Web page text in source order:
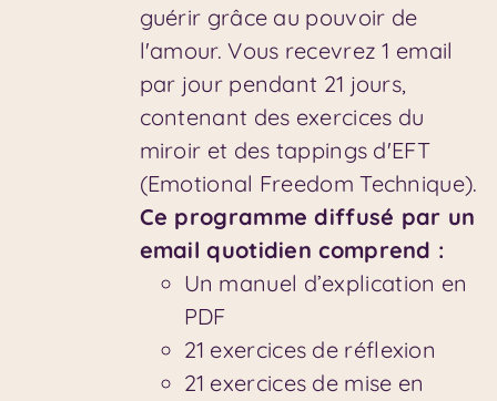
guérir grâce au pouvoir de
l'amour. Vous recevrez 1 email
par jour pendant 21 jours,
contenant des exercices du
miroir et des tappings d'EFT
(Emotional Freedom Technique).
Ce programme diffusé par un
email quotidien comprend :
Un manuel d’explication en
PDF
21 exercices de réflexion
21 exercices de mise en